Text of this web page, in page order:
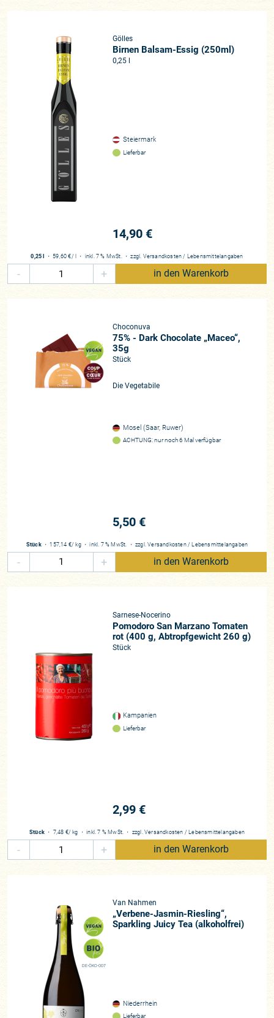
Gölles
Birnen Balsam-Essig (250ml)
0,25 l
Steiermark
Lieferbar
14,90 €
0,25 l ・59,60 €/ l ・ inkl. 7 % MwSt.・zzgl. Versandkosten / Lebensmittelangaben
- + in den Warenkorb
Choconuva
75% - Dark Chocolate „Maceo“,
35g
Stück
Die Vegetabile
Mosel (Saar, Ruwer)
ACHTUNG: nur noch 6 Mal verfügbar
5,50 €
Stück・157,14 €/ kg・inkl. 7 % MwSt. ・zzgl.Versandkosten / Lebensmittelangaben
- + in den Warenkorb
Sarnese-Nocerino
Pomodoro San Marzano Tomaten
rot (400 g, Abtropfgewicht 260 g)
Stück
Kampanien
Lieferbar
2,99 €
Stück・ 7,48 €/ kg ・inkl. 7 % MwSt. ・ zzgl.Versandkosten / Lebensmittelangaben
- + in den Warenkorb
DE-ÖKO-007
Van Nahmen
„Verbene-Jasmin-Riesling“,
Sparkling Juicy Tea (alkoholfrei)
Niederrhein
Lieferbar